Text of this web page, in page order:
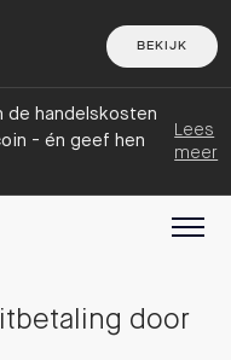
BEKIJK
de handelskosten
- én geef hen
Lees
meer
door